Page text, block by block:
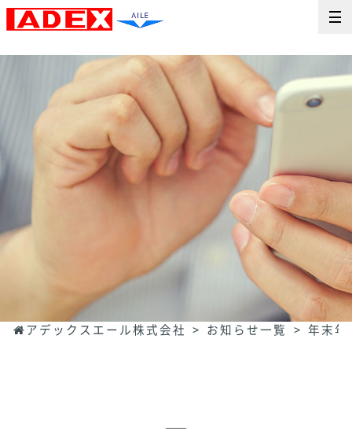
アデックスエール株式会社 お知らせ一覧 年末年